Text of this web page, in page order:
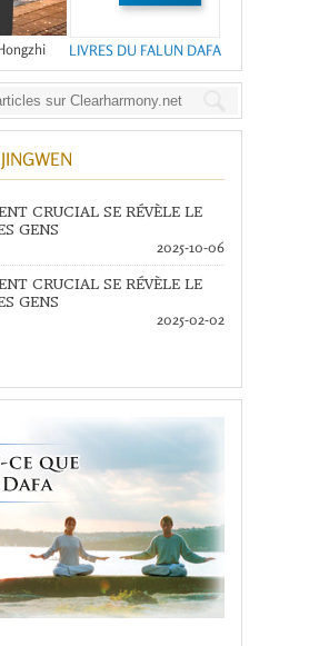
LIVRES DU FALUN DAFA
CRUCIAL SE RÉVÈLE LE
GENS
2025-10-06
CRUCIAL SE RÉVÈLE LE
GENS
2025-02-02